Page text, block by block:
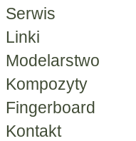
Serwis
Linki
Modelarstwo
Kompozyty
Fingerboard
Kontakt